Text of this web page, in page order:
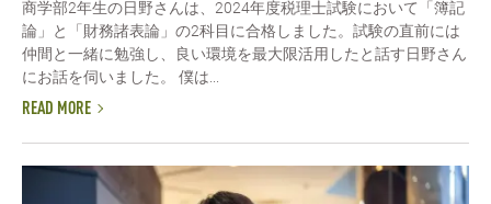
商学部2年生の日野さんは、2024年度税理士試験において「簿記
論」と「財務諸表論」の2科目に合格しました。試験の直前には
仲間と一緒に勉強し、良い環境を最大限活用したと話す日野さん
にお話を伺いました。 僕は...
READ MORE